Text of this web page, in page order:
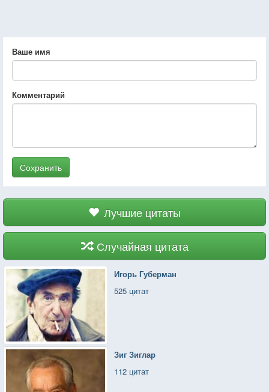
Ваше имя
Комментарий
Сохранить
Лучшие цитаты
Случайная цитата
Игорь Губерман
525 цитат
Зиг Зиглар
112 цитат